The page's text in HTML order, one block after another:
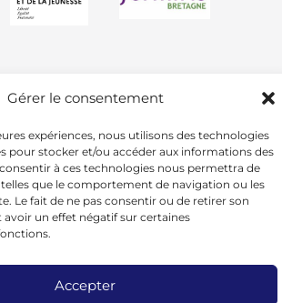
Gérer le consentement
expériences, nous utilisons des technologies
pour stocker et/ou accéder aux informations des
à ces technologies nous permettra de
que le comportement de navigation ou les
Le fait de ne pas consentir ou de retirer son
un effet négatif sur certaines
Accepter
BRETAGNE -